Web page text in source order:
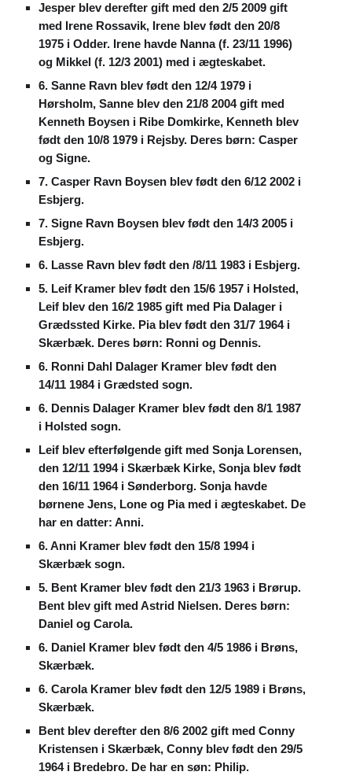
Jesper blev derefter gift med den 2/5 2009 gift
med Irene Rossavik, Irene blev født den 20/8
1975 i Odder. Irene havde Nanna (f. 23/11 1996)
og Mikkel (f. 12/3 2001) med i ægteskabet.
6. Sanne Ravn blev født den 12/4 1979 i
Hørsholm, Sanne blev den 21/8 2004 gift med
Kenneth Boysen i Ribe Domkirke, Kenneth blev
født den 10/8 1979 i Rejsby. Deres børn: Casper
og Signe.
7. Casper Ravn Boysen blev født den 6/12 2002 i
Esbjerg.
7. Signe Ravn Boysen blev født den 14/3 2005 i
Esbjerg.
6. Lasse Ravn blev født den /8/11 1983 i Esbjerg.
5. Leif Kramer blev født den 15/6 1957 i Holsted,
Leif blev den 16/2 1985 gift med Pia Dalager i
Grædssted Kirke. Pia blev født den 31/7 1964 i
Skærbæk. Deres børn: Ronni og Dennis.
6. Ronni Dahl Dalager Kramer blev født den
14/11 1984 i Grædsted sogn.
6. Dennis Dalager Kramer blev født den 8/1 1987
i Holsted sogn.
Leif blev efterfølgende gift med Sonja Lorensen,
den 12/11 1994 i Skærbæk Kirke, Sonja blev født
den 16/11 1964 i Sønderborg. Sonja havde
børnene Jens, Lone og Pia med i ægteskabet. De
har en datter: Anni.
6. Anni Kramer blev født den 15/8 1994 i
Skærbæk sogn.
5. Bent Kramer blev født den 21/3 1963 i Brørup.
Bent blev gift med Astrid Nielsen. Deres børn:
Daniel og Carola.
6. Daniel Kramer blev født den 4/5 1986 i Brøns,
Skærbæk.
6. Carola Kramer blev født den 12/5 1989 i Brøns,
Skærbæk.
Bent blev derefter den 8/6 2002 gift med Conny
Kristensen i Skærbæk, Conny blev født den 29/5
1964 i Bredebro. De har en søn: Philip.